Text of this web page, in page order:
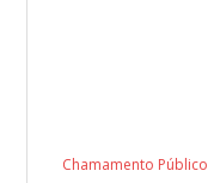
Chamamento Público